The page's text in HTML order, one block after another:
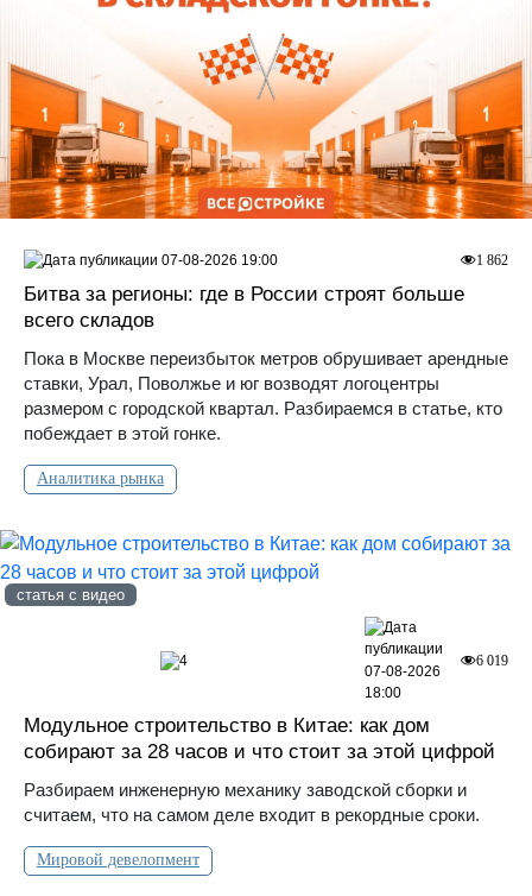
Битва за регионы: где в России строят больше
всего складов
Пока в Москве переизбыток метров обрушивает арендные
ставки, Урал, Поволжье и юг возводят логоцентры
размером с городской квартал. Разбираемся в статье, кто
побеждает в этой гонке.
Аналитика рынка
1 862
07-08-2026 19:00
статья с видео
Модульное строительство в Китае: как дом
собирают за 28 часов и что стоит за этой цифрой
Разбираем инженерную механику заводской сборки и
считаем, что на самом деле входит в рекордные сроки.
Мировой девелопмент
4 6 019
07-08-2026
18:00